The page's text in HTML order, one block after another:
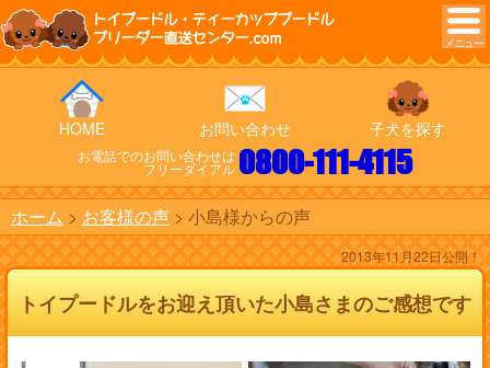
トイプードル・ティーカッププードル
ブリーダー直送センター.com
HOME お問い合わせ 子犬を探す
お電話でのお問い合わせは
フリーダイアル 0800-111-4115
ホーム お客様の声 小島様からの声
2013年11月22日公開！
トイプードルをお迎え頂いた小島さまのご感想です